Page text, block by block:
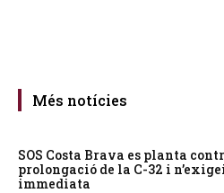
Més notícies
SOS Costa Brava es planta
prolongació de la C-32 i
immediata